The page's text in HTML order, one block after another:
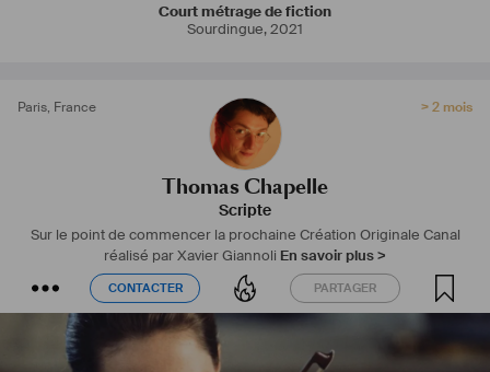
Court métrage de fiction
Sourdingue,2021
Paris, France > 2 mois
Thomas Chapelle
Scripte
Sur le point de commencer la prochaine Création Originale Canal
réalisé par Xavier Giannoli En savoir plus >
CONTACTER PARTAGER
CONTACTER PARTAGER